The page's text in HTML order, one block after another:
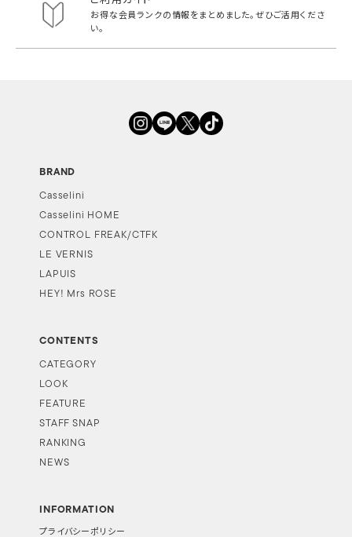
お得な会員ランクの情報をまとめました。ぜひご活用くださ
い。
BRAND
Casselini
Casselini HOME
CONTROL FREAK/CTFK
LE VERNIS
LAPUIS
HEY! Mrs ROSE
CONTENTS
CATEGORY
LOOK
FEATURE
STAFF SNAP
RANKING
NEWS
INFORMATION
プライバシーポリシー